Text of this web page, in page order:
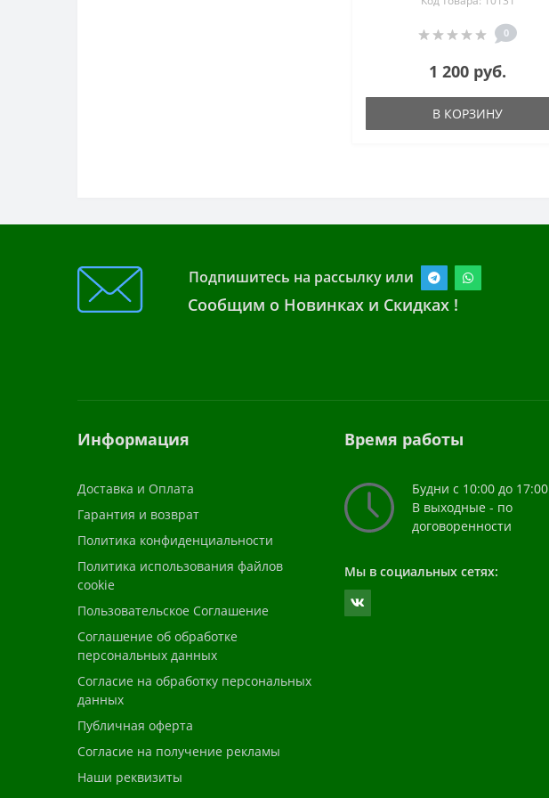
0
1 200 руб.
В КОРЗИНУ
Подпишитесь на рассылку или
Сообщим о Новинках и Скидках !
Информация
Доставка и Оплата
Гарантия и возврат
Политика конфиденциальности
Политика использования файлов
cookie
Пользовательское Соглашение
Соглашение об обработке
персональных данных
Согласие на обработку персональных
данных
Публичная оферта
Согласие на получение рекламы
Наши реквизиты
Время работы
Будни с 10:00 до 17:00
В выходные - по
договоренности
Мы в социальных сетях: